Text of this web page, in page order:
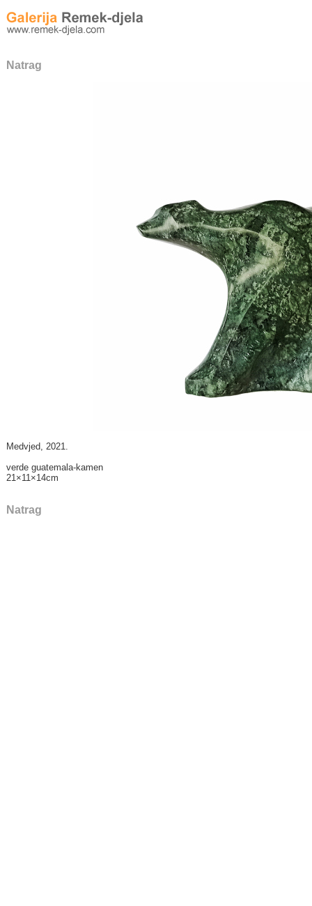
Natrag
Medvjed, 2021.
verde guatemala-kamen
21×11×14cm
Natrag